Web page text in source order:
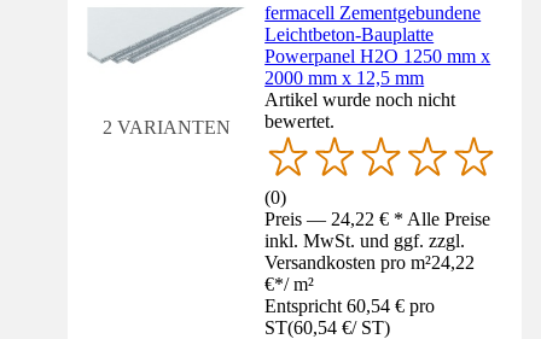
2 VARIANTEN
fermacell Zementgebundene
Leichtbeton-Bauplatte
Powerpanel H2O 1250 mm x
2000 mm x 12,5 mm
Artikel wurde noch nicht
bewertet.
(0)
Preis — 24,22 € * Alle Preise
inkl. MwSt. und ggf. zzgl.
Versandkosten pro m²24,22
€*/ m²
Entspricht 60,54 € pro
ST(60,54 €/ ST)